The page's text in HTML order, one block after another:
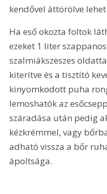
kendővel áttörölve
Ha eső okozta foltok
ezeket 1 liter
szalmiákszeszes
kiterítve és a tisztító
kinyomkodott puha
lemoshatók az
száradása után pedig
kézkrémmel, vagy
adható vissza a bőr
ápoltsága.